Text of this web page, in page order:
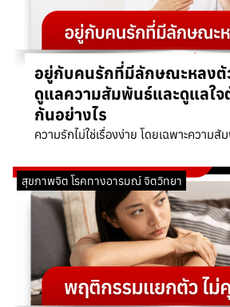
อยู่กับคนรักที่มีลักษณะหลงตั
ดูแลความสัมพันธ์และดูแลใจ
กันอย่างไร
ความรักไม่ใช่เรื่องง่าย โดยเฉพาะความ
สุขภาพจิต โรคทางอารมณ์ จิตวิทยา